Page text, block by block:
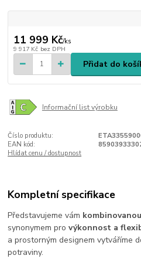
11 999 Kč/ks
9 917 Kč bez DPH
Přidat do
Informační list výrobku
Číslo produktu:
EAN kód:
Hlídat cenu / dostupnost
Kompletní specifikace
Představujeme vám
synonymem provýkonnost a
a prostorným designem vytváříme
potraviny.